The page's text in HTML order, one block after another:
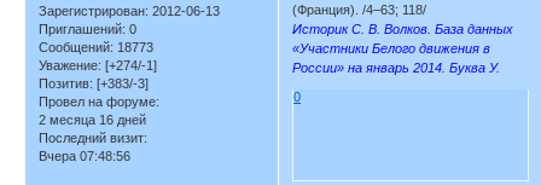
Зарегистрирован: 2012-06-13
Приглашений: 0
Сообщений: 18773
Уважение: [+274/-1]
Позитив: [+383/-3]
Провел на форуме:
2 месяца 16 дней
Последний визит:
Вчера 07:48:56
(Франция). /4–63; 118/
Историк С. В. Волков. База данных
«Участники Белого движения в
России» на январь 2014. Буква У.
0